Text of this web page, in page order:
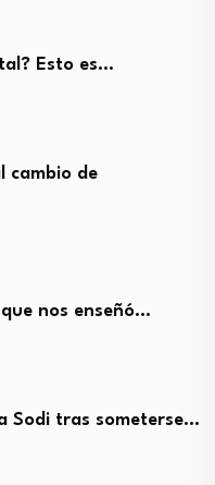
Esto es…
cambio de
nos enseñó…
Sodi tras someterse…